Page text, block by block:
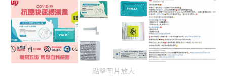
點擊圖片放大